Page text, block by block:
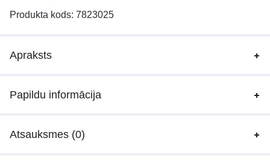
Produkta kods: 7823025
Apraksts
Papildu informācija
Atsauksmes (0)